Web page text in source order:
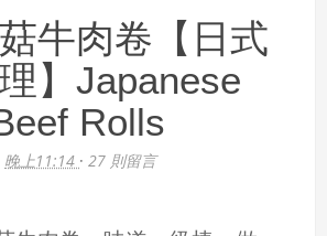
牛肉卷【日式
】Japanese
Rolls
晚上11:14 · 27 則留言